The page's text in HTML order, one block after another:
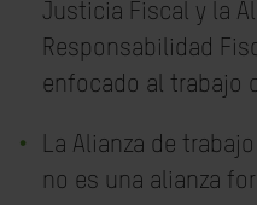
Justicia Fiscal y la
Responsabilidad
enfocado al trabajo
La Alianza de
no es una alianza